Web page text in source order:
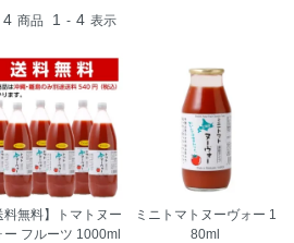
4 商品 1 - 4 表示
料無料】トマトヌー
ー フルーツ 1000ml
ミニトマトヌーヴォー 1
80ml